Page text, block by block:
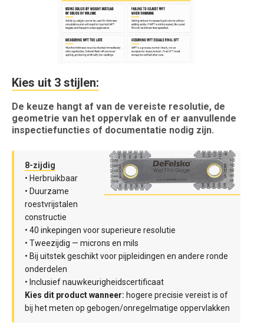
Kies uit 3 stijlen:
De keuze hangt af van de vereiste resolutie, de
geometrie van het oppervlak en of er aanvullende
inspectiefuncties of documentatie nodig zijn.
8-zijdig
• Herbruikbaar
• Duurzame
roestvrijstalen
constructie
• 40 inkepingen voor superieure resolutie
• Tweezijdig — microns en mils
• Bij uitstek geschikt voor pijpleidingen en andere ronde
onderdelen
• Inclusief nauwkeurigheidscertificaat
Kies dit product wanneer: hogere precisie vereist is of
bij het meten op gebogen/onregelmatige oppervlakken